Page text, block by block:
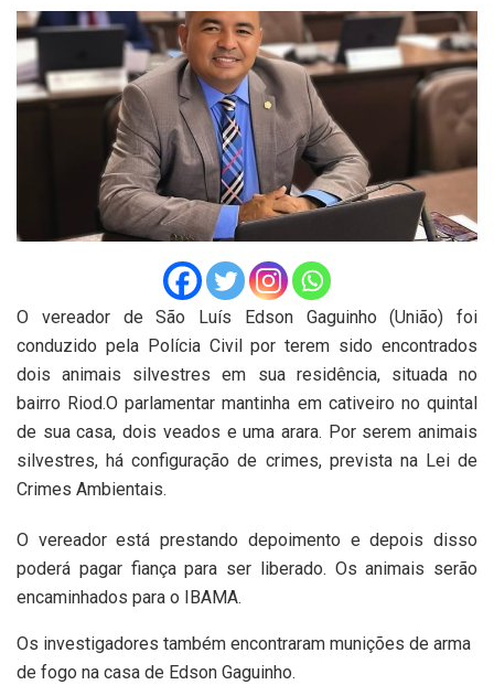
O vereador de São Luís Edson Gaguinho (União) foi
conduzido pela Polícia Civil por terem sido encontrados
dois animais silvestres em sua residência, situada no
bairro Riod.O parlamentar mantinha em cativeiro no quintal
de sua casa, dois veados e uma arara. Por serem animais
silvestres, há configuração de crimes, prevista na Lei de
Crimes Ambientais.
O vereador está prestando depoimento e depois disso
poderá pagar fiança para ser liberado. Os animais serão
encaminhados para o IBAMA.
Os investigadores também encontraram munições de arma
de fogo na casa de Edson Gaguinho.